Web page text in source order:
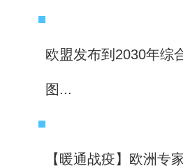
欧盟发布到2030年综
图...
【暖通战疫】欧洲专